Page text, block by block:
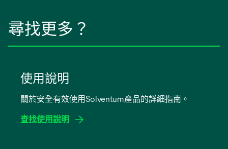
尋找更多？
使用說明
關於安全有效使用Solventum產品的詳細指南。
查找使用說明